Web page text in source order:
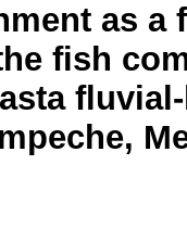
as a
fish